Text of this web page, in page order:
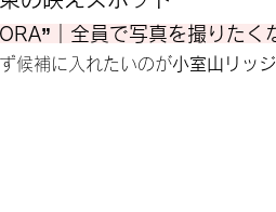
｜全員で写真を撮りたく
候補に入れたいのが小室山リッ